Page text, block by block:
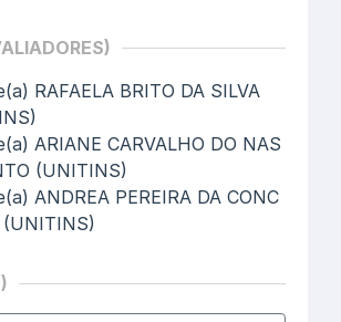
RAFAELA BRITO DA SILVA
ARIANE CARVALHO DO NAS
(UNITINS)
ANDREA PEREIRA DA CONC
(UNITINS)